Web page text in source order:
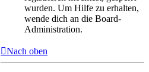
wurden. Um Hilfe zu erhalten,
wende dich an die Board-
Administration.
Nach oben